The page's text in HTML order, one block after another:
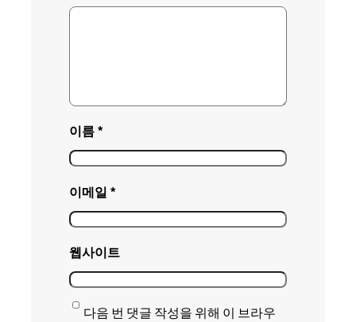
이름*
이메일 *
웹사이트
다음 번 댓글 작성을 위해 이 브라우